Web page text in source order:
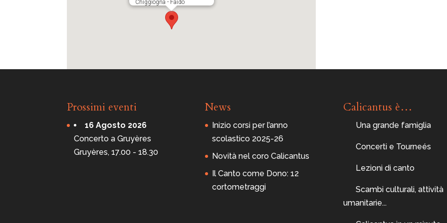
Chiggiogna - Faido
Prossimi eventi
16 Agosto 2026
Concerto a Gruyères
Gruyères, 17.00 - 18.30
News
Inizio corsi per l’anno
scolastico 2025-26
Novità nel coro Calicantus
Il Canto come Dono: 12
cortometraggi
Calicantus è…
Una grande famiglia
Concerti e Tourneés
Lezioni di canto
Scambi culturali, attività
umanitarie...